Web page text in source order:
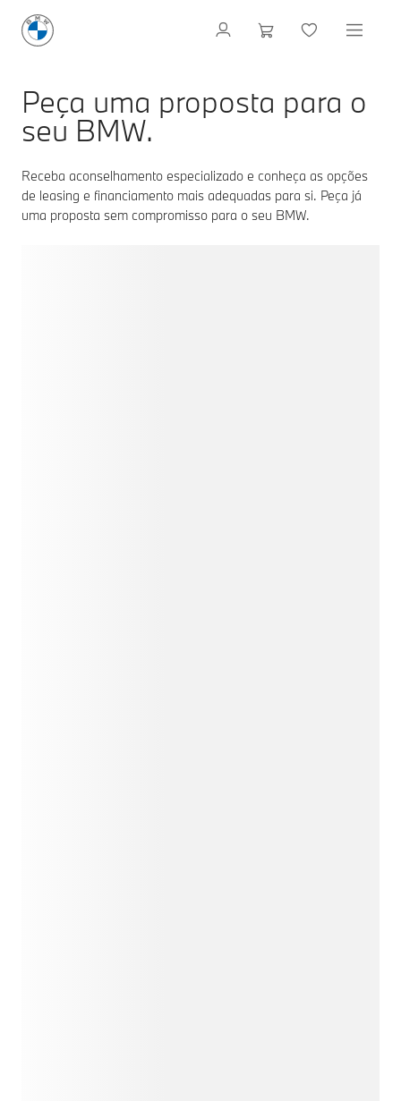
Peça uma proposta para o
seu BMW.
Receba aconselhamento especializado e conheça as opções
de leasing e financiamento mais adequadas para si. Peça já
uma proposta sem compromisso para o seu BMW.